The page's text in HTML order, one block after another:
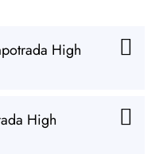
High
High